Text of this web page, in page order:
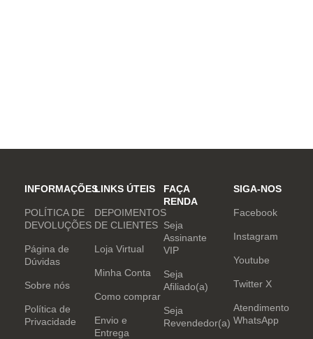
INFORMAÇÕES
POLÍTICA DE
DEVOLUÇÕES
Página de
Dúvidas
Sobre nós
Política de
Privacidade
LINKS ÚTEIS
DEPOIMENTOS
DE CLIENTES
Loja Virtual
Minha Conta
Como comprar
Envio e
Entrega
FAÇA
RENDA
Seja
Assinante
VIP
Seja
Afiliado(a)
Seja
Revendedor(a)
SIGA-NOS
Facebook
Instagram
Youtube
Twitter X
Atendimento
WhatsApp